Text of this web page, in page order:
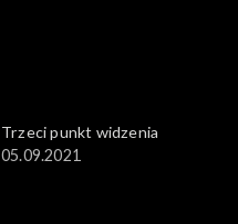
Trzeci punkt widzenia
05.09.2021